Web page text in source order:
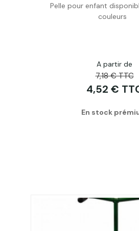
Personnaliser
Pelle pour enfant
couleurs
A partir de
7,18 € TTC
4,52 €
En stock